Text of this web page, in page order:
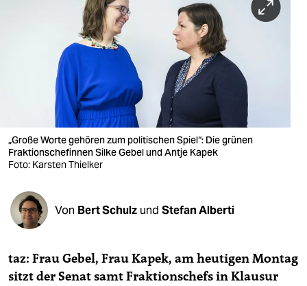
wahrheit
veranstaltungen
shop
fragen & hilfe
unterstützen
genossenschaft
„Große Worte gehören zum politischen Spiel“: Die grünen
Fraktionschefinnen Silke Gebel und Antje Kapek
Foto: Karsten Thielker
Von Bert Schulz und Stefan Alberti
taz: Frau Gebel, Frau Kapek, am heutigen Montag
sitzt der Senat samt Fraktionschefs in Klausur